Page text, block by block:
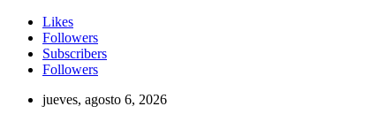
Likes
Followers
Subscribers
Followers
jueves, agosto 6, 2026